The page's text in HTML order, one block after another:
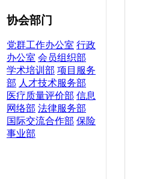
协会部门
党群工作办公室 行政
办公室 会员组织部
学术培训部 项目服务
部 人才技术服务部
医疗质量评价部 信息
网络部 法律服务部
国际交流合作部 保险
事业部